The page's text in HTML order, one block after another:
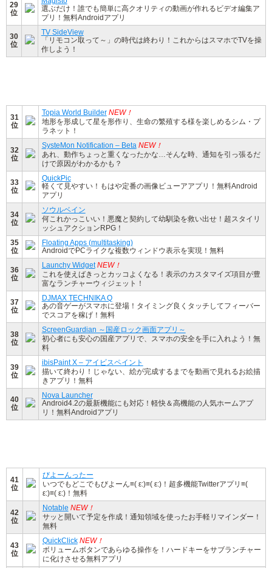
29
位
選ぶだけ！誰でも簡単に高クオリティの動画が作れるビデオ編集ア
プリ！無料Androidアプリ
30
位
TV SideView
「リモコン取って～」の時代は終わり！これからはスマホでTVを操
作しよう！
31
位
Topia World Builder NEW！
地形を形成して星を形作り、生命の繁殖する様を楽しめるシム・プ
ラネット！
32
位
SysteMon Notification – Beta NEW！
あれ、動作ちょっと重くなったかな…そんな時、通知を引っ張るだ
けで原因がわかるかも？
33
位
QuickPic
軽くて見やすい！もはや定番の画像ビューアアプリ！無料Android
アプリ
34
位
ソウルベイン
何これかっこいい！悪魔と契約して幼馴染を救い出せ！超スタイリ
ッシュアクションRPG！
35
位
Floating Apps (multitasking)
AndroidでPCライクな複数ウィンドウ表示を実現！無料
36
位
Launchy Widget NEW！
これを使えばきっとカッコよくなる！表示のカスタマイズ項目が豊
富なランチャーウィジェット！
37
位
DJMAX TECHNIKA Q
あの音ゲーがスマホに登場！タイミング良くタッチしてフィーバー
でスコアを稼げ！無料
38
位
ScreenGuardian ～国産ロック画面アプリ～
初心者にも安心の国産アプリで、スマホの安全を手に入れよう！無
料
39
位
ibisPaint X – アイビスペイント
描いて終わり！じゃない、絵が完成するまでを動画で見れるお絵描
きアプリ！無料
40
位
Nova Launcher
Android4.2の最新機能にも対応！軽快＆高機能の人気ホームアプ
リ！無料Androidアプリ
41
位
びよーんったー
いつでもどこでもびよーん≡( ε:)≡( ε:)！超多機能Twitterアプリ≡(
ε:)≡( ε:)！無料
42
位
Notable NEW！
サッと開いて予定を作成！通知領域を使ったお手軽リマインダー！
無料
43
位
QuickClick NEW！
ボリュームボタンであらゆる操作を！ハードキーをサブランチャー
に化けさせる無料アプリ